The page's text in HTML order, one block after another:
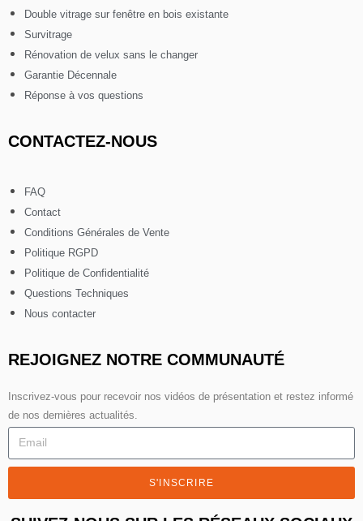
Double vitrage sur fenêtre en bois existante
Survitrage
Rénovation de velux sans le changer
Garantie Décennale
Réponse à vos questions
CONTACTEZ-NOUS
FAQ
Contact
Conditions Générales de Vente
Politique RGPD
Politique de Confidentialité
Questions Techniques
Nous contacter
REJOIGNEZ NOTRE COMMUNAUTÉ
Inscrivez-vous pour recevoir nos vidéos de présentation et restez informé
de nos dernières actualités.
S'INSCRIRE